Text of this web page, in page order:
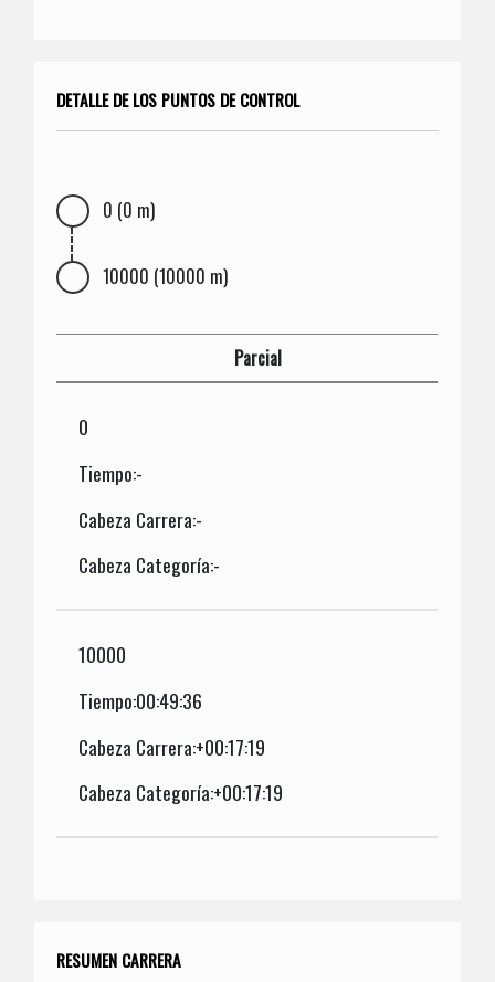
DETALLE DE LOS PUNTOS DE CONTROL
0 (0 m)
10000 (10000 m)
Parcial
0
Tiempo:-
Cabeza Carrera:-
Cabeza Categoría:-
10000
Tiempo:00:49:36
Cabeza Carrera:+00:17:19
Cabeza Categoría:+00:17:19
RESUMEN CARRERA